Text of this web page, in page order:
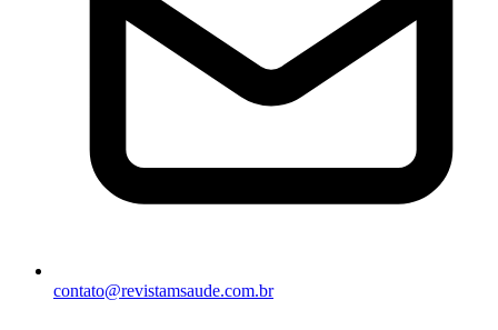
contato@revistamsaude.com.br